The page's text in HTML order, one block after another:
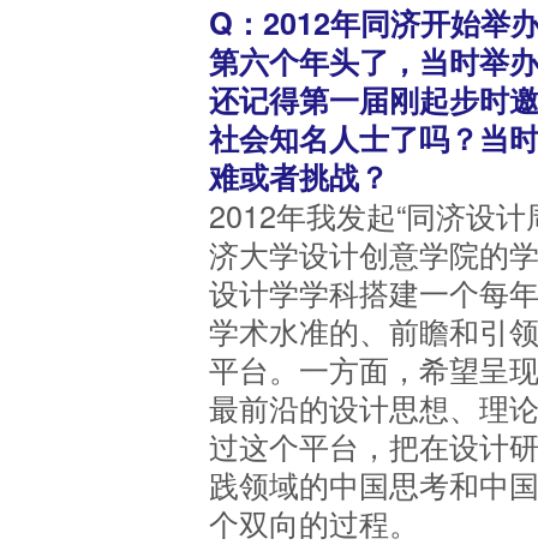
Q：2012年同济开始举
第六个年头了，当时举
还记得第一届刚起步时
社会知名人士了吗？当
难或者挑战？
2012年我发起“同济设
济大学设计创意学院的
设计学学科搭建一个每
学术水准的、前瞻和引
平台。一方面，希望呈
最前沿的设计思想、理
过这个平台，把在设计
践领域的中国思考和中
个双向的过程。